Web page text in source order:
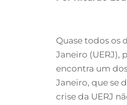
Quase todos os
Janeiro (UERJ),
encontra um
Janeiro, que se
crise da UERJ